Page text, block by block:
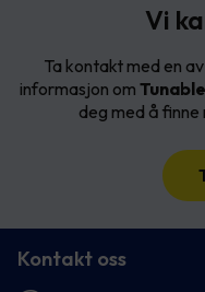
Vi
Ta kontakt med en
informasjon om
deg med å finne
Kontakt oss